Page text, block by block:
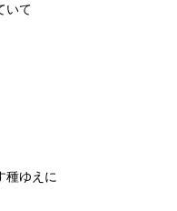
いて
種ゆえに